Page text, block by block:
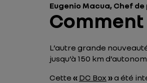
Eugenio Macua, Chef
L’autre grande
jusqu’à 150 km
Cette « DC Box »a été